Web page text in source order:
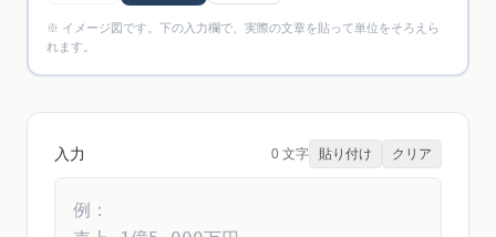
※ イメージ図です。下の入力欄で、実際の文章を貼って単位をそろえら
れます。
入力 0 文字 貼り付け クリア